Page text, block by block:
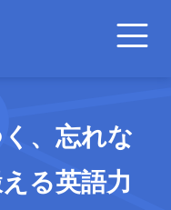
、忘れな
る英語力